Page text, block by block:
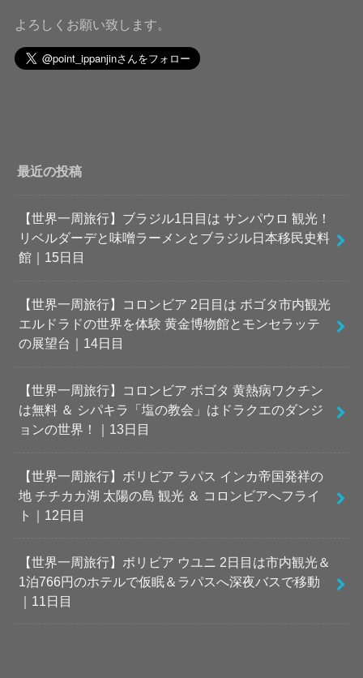
よろしくお願い致します。
最近の投稿
【世界一周旅行】ブラジル1日目は サンパウロ 観光！
リベルダーデと味噌ラーメンとブラジル日本移民史料
館｜15日目
【世界一周旅行】コロンビア 2日目は ボゴタ市内観光
エルドラドの世界を体験 黄金博物館とモンセラッテ
の展望台｜14日目
【世界一周旅行】コロンビア ボゴタ 黄熱病ワクチン
は無料 ＆ シパキラ「塩の教会」はドラクエのダンジ
ョンの世界！｜13日目
【世界一周旅行】ボリビア ラパス インカ帝国発祥の
地 チチカカ湖 太陽の島 観光 ＆ コロンビアへフライ
ト｜12日目
【世界一周旅行】ボリビア ウユニ 2日目は市内観光＆
1泊766円のホテルで仮眠＆ラパスへ深夜バスで移動
｜11日目